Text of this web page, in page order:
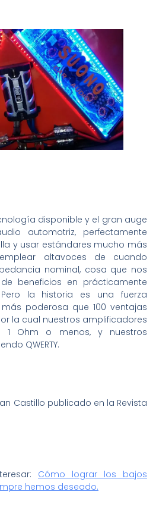
disponible y el gran auge
automotriz, perfectamente
y usar estándares mucho más
altavoces de cuando
nominal, cosa que nos
beneficios en prácticamente
la historia es una fuerza
poderosa que 100 ventajas
la cual nuestros amplificadores
1 Ohm o menos, y nuestros
QWERTY.
Castillo publicado en la Revista
Cómo lograr los bajos
hemos deseado.